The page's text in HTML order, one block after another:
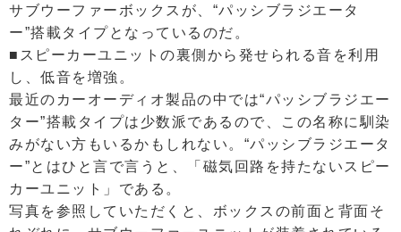
サブウーファーボックスが、“パッシブラジエータ
ー”搭載タイプとなっているのだ。
■スピーカーユニットの裏側から発せられる音を利用
し、低音を増強。
最近のカーオーディオ製品の中では“パッシブラジエー
ター”搭載タイプは少数派であるので、この名称に馴染
みがない方もいるかもしれない。“パッシブラジエータ
ー”とはひと言で言うと、「磁気回路を持たないスピー
カーユニット」である。
写真を参照していただくと、ボックスの前面と背面そ